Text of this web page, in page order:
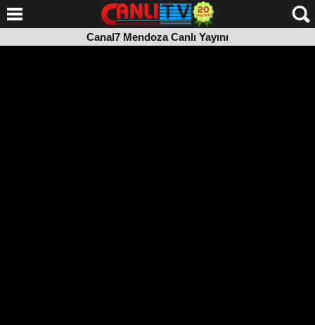
Canal7 Mendoza Canlı Yayını